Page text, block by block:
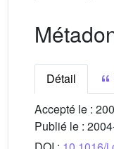
Détail
Accepté le :
Publié le :